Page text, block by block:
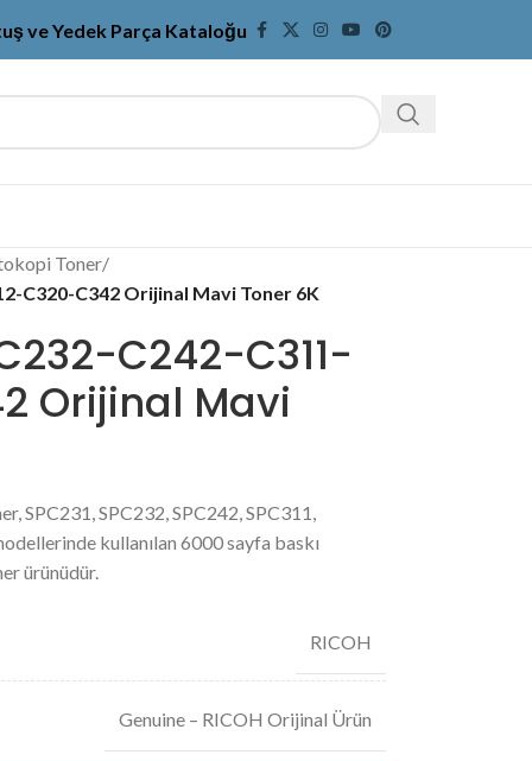
ve Yedek Parça Kataloğu
Toner/
C320-C342 Orijinal Mavi Toner 6K
C242-C311-
Orijinal Mavi
SPC231, SPC232, SPC242, SPC311,
kullanılan 6000 sayfa baskı
ürünüdür.
RICOH
Genuine – RICOH Orijinal Ürün